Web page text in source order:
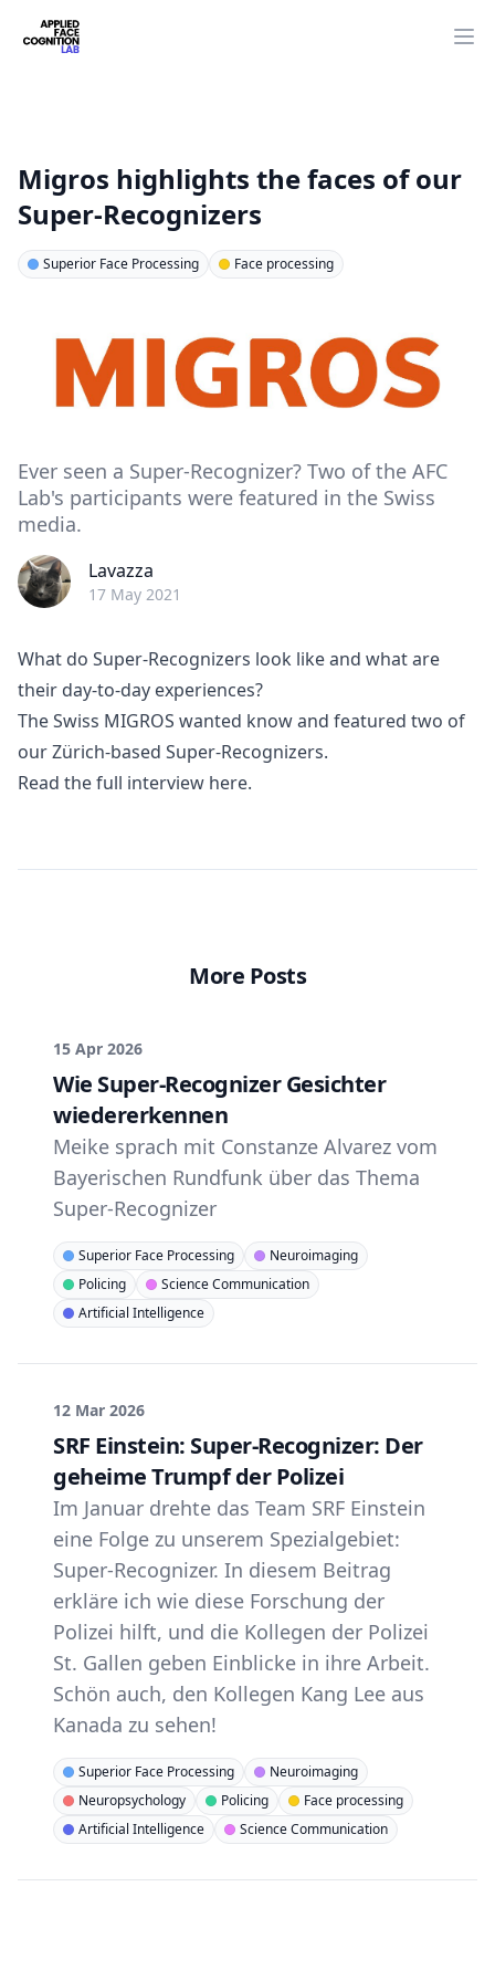
Migros highlights the faces of our
Super-Recognizers
Superior Face Processing Face processing
Ever seen a Super-Recognizer? Two of the AFC
Lab's participants were featured in the Swiss
media.
Lavazza
17 May 2021
What do Super-Recognizers look like and what are
their day-to-day experiences?
The Swiss MIGROS wanted know and featured two of
our Zürich-based Super-Recognizers.
Read the full interview here.
More Posts
15 Apr 2026
Wie Super-Recognizer Gesichter
wiedererkennen
Meike sprach mit Constanze Alvarez vom
Bayerischen Rundfunk über das Thema
Super-Recognizer
Superior Face Processing
Neuroimaging
Policing
Science Communication
Artificial Intelligence
12 Mar 2026
SRF Einstein: Super-Recognizer: Der
geheime Trumpf der Polizei
Im Januar drehte das Team SRF Einstein
eine Folge zu unserem Spezialgebiet:
Super-Recognizer. In diesem Beitrag
erkläre ich wie diese Forschung der
Polizei hilft, und die Kollegen der Polizei
St. Gallen geben Einblicke in ihre Arbeit.
Schön auch, den Kollegen Kang Lee aus
Kanada zu sehen!
Superior Face Processing
Neuroimaging
Neuropsychology
Policing
Face processing
Artificial Intelligence
Science Communication